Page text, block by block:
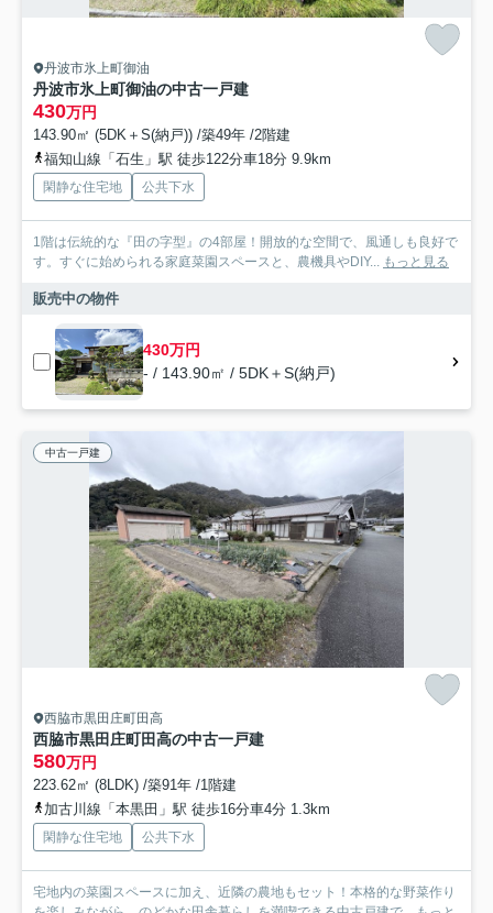
丹波市氷上町御油
丹波市氷上町御油の中古一戸建
430万円
143.90㎡ (5DK＋S(納戸)) /築49年 /2階建
福知山線「石生」駅 徒歩122分車18分 9.9km
閑静な住宅地 公共下水
1階は伝統的な『田の字型』の4部屋！開放的な空間で、風通しも良好で
す。すぐに始められる家庭菜園スペースと、農機具やDIY... もっと見る
販売中の物件
430万円
- / 143.90㎡ / 5DK＋S(納戸)
中古一戸建
西脇市黒田庄町田高
西脇市黒田庄町田高の中古一戸建
580万円
223.62㎡ (8LDK) /築91年 /1階建
加古川線「本黒田」駅 徒歩16分車4分 1.3km
閑静な住宅地 公共下水
宅地内の菜園スペースに加え、近隣の農地もセット！本格的な野菜作り